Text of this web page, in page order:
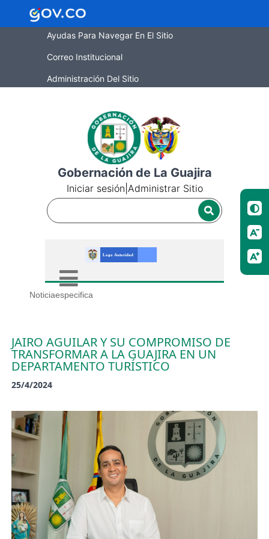
Ayudas Para Navegar En El Sitio
Correo Institucional
Administración Del Sitio
Gobernación de La Guajira
Iniciar sesión Administrar Sitio
Noticiaespecifica
JAIRO AGUILAR Y SU COMPROMISO DE
TRANSFORMAR A LA GUAJIRA EN UN
DEPARTAMENTO TURÍSTICO
25/4/2024